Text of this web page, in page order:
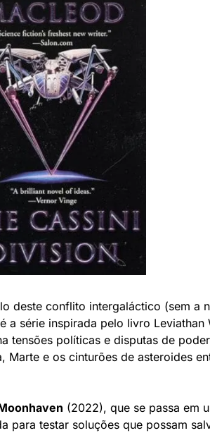
deste conflito intergaláctico (sem a
a série inspirada pelo livro Leviathan
tensões políticas e disputas de
Marte e os cinturões de asteroides
(2022), que se passa em
para testar soluções que possam